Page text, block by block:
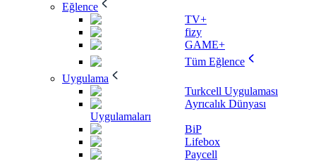
Eğlence
TV+
fizy
GAME+
Tüm Eğlence
Uygulama
Turkcell Uygulaması
Ayrıcalık Dünyası
Uygulamaları
BiP
Lifebox
Paycell